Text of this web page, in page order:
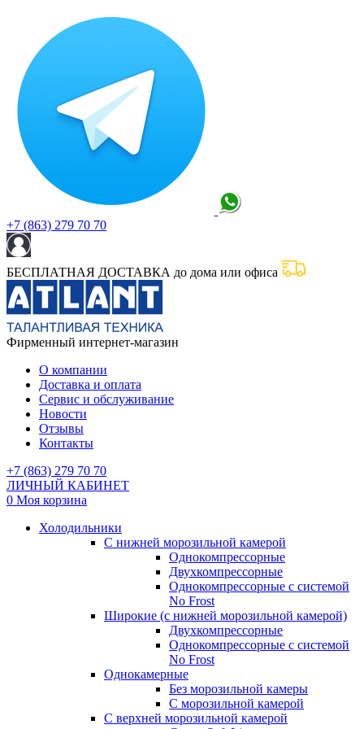
+7 (863) 279 70 70
БЕСПЛАТНАЯ ДОСТАВКА до дома или офиса
Фирменный интернет-магазин
О компании
Доставка и оплата
Сервис и обслуживание
Новости
Отзывы
Контакты
+7 (863) 279 70 70
ЛИЧНЫЙ КАБИНЕТ
0 Моя корзина
Холодильники
С нижней морозильной камерой
Однокомпрессорные
Двухкомпрессорные
Однокомпрессорные с системой
No Frost
Широкие (с нижней морозильной камерой)
Двухкомпрессорные
Однокомпрессорные с системой
No Frost
Однокамерные
Без морозильной камеры
С морозильной камерой
С верхней морозильной камерой